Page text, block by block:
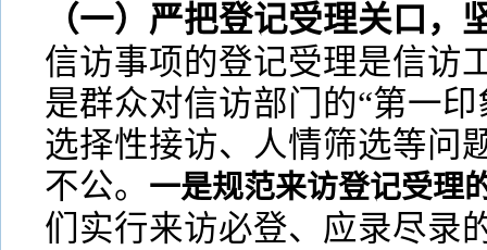
（一）严把登记受理关口，
信访事项的登记受理是信访
是群众对信访部门的“第一
选择性接访、人情筛选等问
不公。 一是规范来访登记受理
们实行来访必登、应录尽录